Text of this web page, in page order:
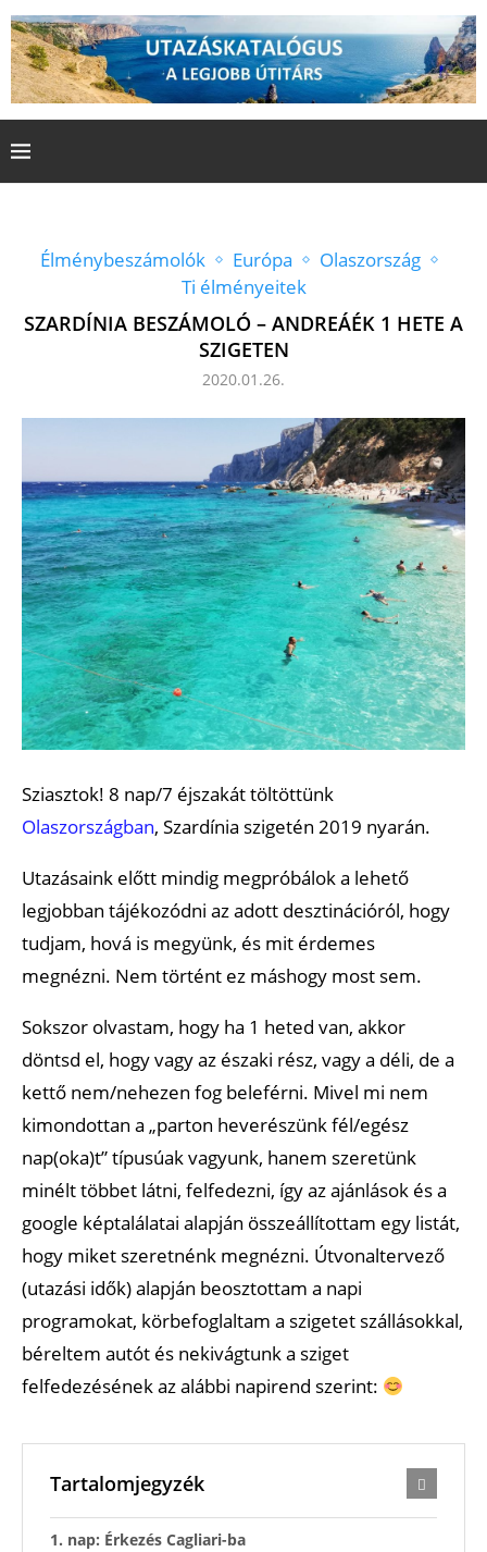
Élménybeszámolók Európa
Olaszország
Ti élményeitek
SZARDÍNIA BESZÁMOLÓ – ANDREÁÉK 1 HETE A
SZIGETEN
2020.01.26.
Sziasztok! 8 nap/7 éjszakát töltöttünk
Olaszországban, Szardínia szigetén 2019 nyarán.
Utazásaink előtt mindig megpróbálok a lehető
legjobban tájékozódni az adott desztinációról, hogy
tudjam, hová is megyünk, és mit érdemes
megnézni. Nem történt ez máshogy most sem.
Sokszor olvastam, hogy ha 1 heted van, akkor
döntsd el, hogy vagy az északi rész, vagy a déli, de a
kettő nem/nehezen fog beleférni. Mivel mi nem
kimondottan a „parton heverészünk fél/egész
nap(oka)t” típusúak vagyunk, hanem szeretünk
minélt többet látni, felfedezni, így az ajánlások és a
google képtalálatai alapján összeállítottam egy listát,
hogy miket szeretnénk megnézni. Útvonaltervező
(utazási idők) alapján beosztottam a napi
programokat, körbefoglaltam a szigetet szállásokkal,
béreltem autót és nekivágtunk a sziget
felfedezésének az alábbi napirend szerint:
Tartalomjegyzék
1. nap: Érkezés Cagliari-ba